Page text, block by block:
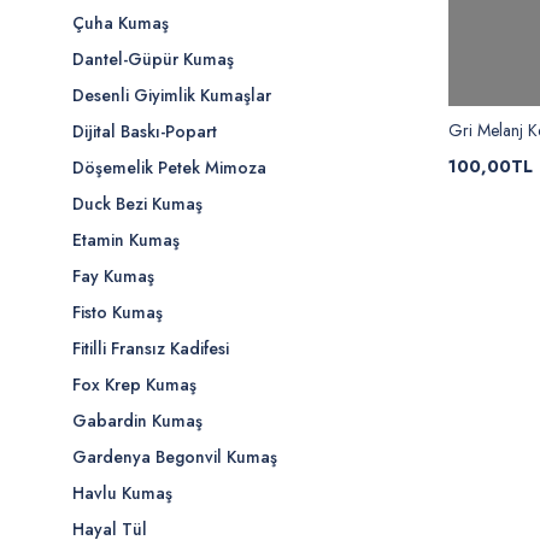
Çuha Kumaş
Dantel-Güpür Kumaş
Desenli Giyimlik Kumaşlar
Dijital Baskı-Popart
Döşemelik Petek Mimoza
Duck Bezi Kumaş
Etamin Kumaş
Fay Kumaş
Fisto Kumaş
Fitilli Fransız Kadifesi
Fox Krep Kumaş
Gabardin Kumaş
Gardenya Begonvil Kumaş
Havlu Kumaş
Hayal Tül
Gri Melanj
100,00TL